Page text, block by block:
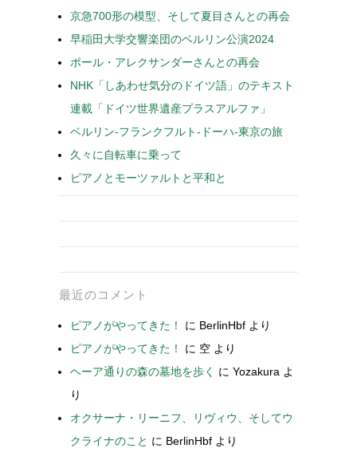
京急700形の模型、そして夏目さんとの再会
早稲田大学交響楽団のベルリン公演2024
ポール・アレクサンダーさんとの再会
NHK「しあわせ気分のドイツ語」のテキスト
連載「ドイツ世界遺産プラスアルファ」
ベルリン-フランクフルト-ドーハ-東京の旅
久々に自転車に乗って
ピアノとモーツァルトと平和と
最近のコメント
ピアノがやってきた！ に BerlinHbf より
ピアノがやってきた！
に 空 より
ヘーア通りの森の墓地を歩く
に Yozakura よ
り
オクサーナ・リーニフ、リヴィウ、そしてウ
クライナのこと に BerlinHbf より